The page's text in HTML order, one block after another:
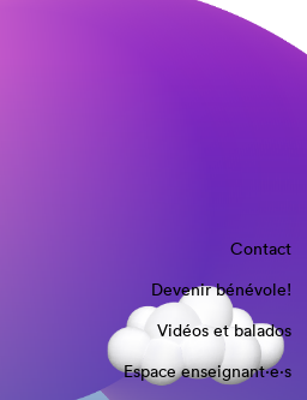
Contact
Devenir bénévole!
Vidéos et balados
Espace enseignant·e⋅s